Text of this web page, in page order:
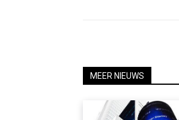
MEER NIEUWS